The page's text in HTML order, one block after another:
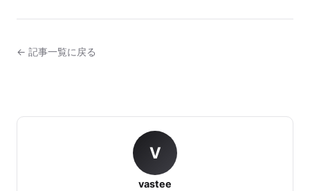
← 記事一覧に戻る
V
vastee